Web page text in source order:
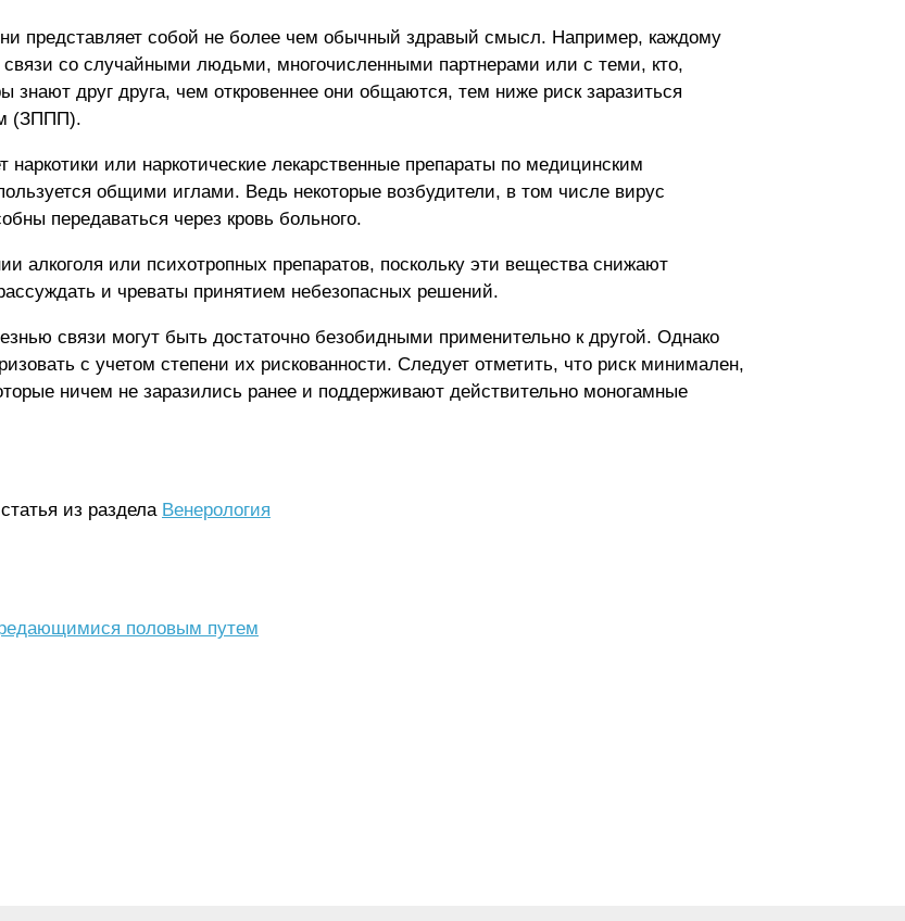
представляет собой не более чем обычный здравый смысл. Например, каждому
со случайными людьми, многочисленными партнерами или с теми, кто,
знают друг друга, чем откровеннее они общаются, тем ниже риск заразиться
(ЗППП).
наркотики или наркотические лекарственные препараты по медицинским
общими иглами. Ведь некоторые возбудители, в том числе вирус
передаваться через кровь больного.
алкоголя или психотропных препаратов, поскольку эти вещества снижают
и чреваты принятием небезопасных решений.
связи могут быть достаточно безобидными применительно к другой. Однако
с учетом степени их рискованности. Следует отметить, что риск минимален,
ничем не заразились ранее и поддерживают действительно моногамные
из раздела Венерология
половым путем